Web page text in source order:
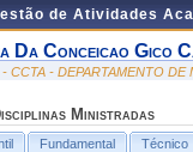
de Atividades
Da Conceicao Gico
CCTA - DEPARTAMENTO DE
Ministradas
Fundamental Técnico